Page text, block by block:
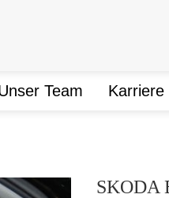
Team Karriere
SKODA